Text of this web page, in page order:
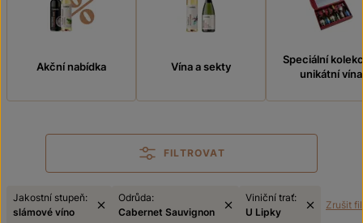
Akční nabídka Vína a sekty
Speciální
unikátní vína
FILTROVAT
Jakostní stupeň:
slámové víno
Odrůda:
Cabernet Sauvignon
Viniční trať:
U Lipky
Zrušit